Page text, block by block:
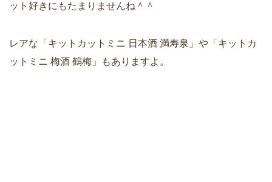
ット好きにもたまりませんね＾＾
レアな「キットカットミニ 日本酒 満寿泉」や「キットカ
ットミニ 梅酒 鶴梅」もありますよ。